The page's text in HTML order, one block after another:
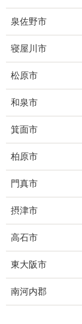
泉佐野市
寝屋川市
松原市
和泉市
箕面市
柏原市
門真市
摂津市
高石市
東大阪市
南河内郡